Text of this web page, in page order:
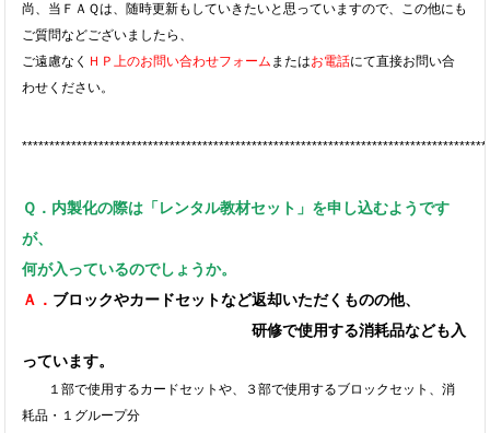
尚、当ＦＡＱは、随時更新もしていきたいと思っていますので、この他にも
ご質問などございましたら、
ご遠慮なく ＨＰ上のお問い合わせフォーム またはお電話にて直接お問い合
わせください。
Ｑ．内製化の際は「レンタル教材セット」を申し込むようです
が、
何が入っているのでしょうか。
Ａ． ブロックやカードセットなど返却いただくものの他、
研修で使用する消耗品なども入
っています。
１部で使用するカードセットや、３部で使用するブロックセット、消
耗品・１グループ分